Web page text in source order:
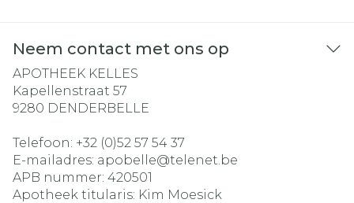
Neem contact met ons op
APOTHEEK KELLES
Kapellenstraat 57
9280 DENDERBELLE
Telefoon: +32 (0)52 57 54 37
E-mailadres: apobelle@telenet.be
APB nummer: 420501
Apotheek titularis: Kim Moesick